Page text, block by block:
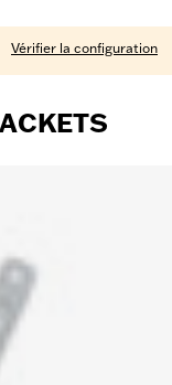
Vérifier la configuration